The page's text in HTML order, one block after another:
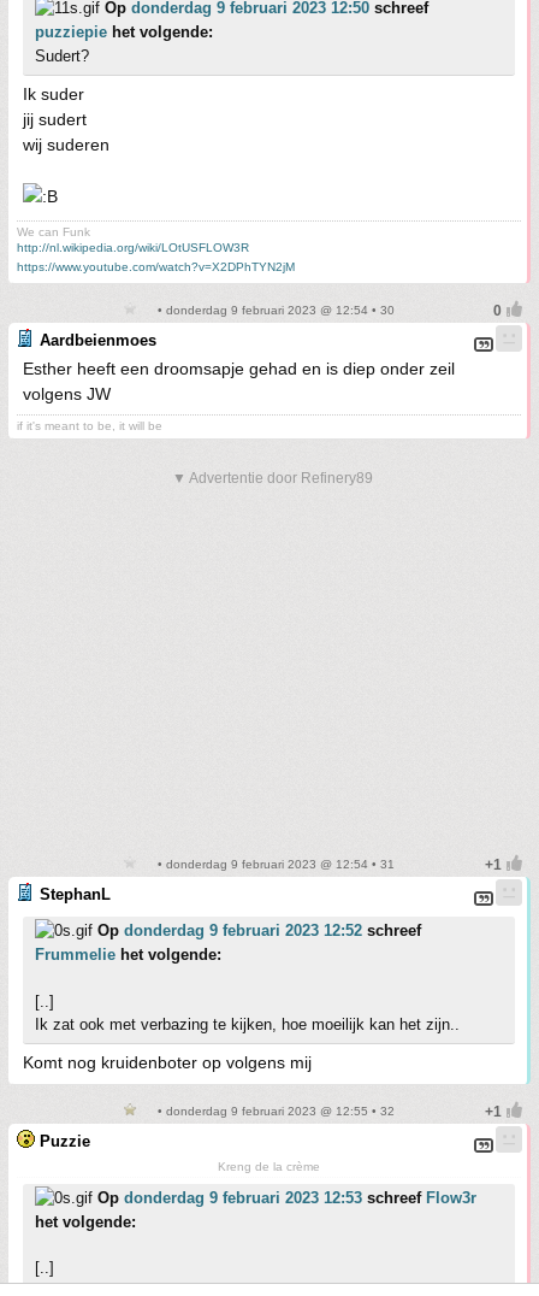
Op donderdag 9 februari 2023 12:50 schreef
puzziepie het volgende:
Sudert?
Ik suder
jij sudert
wij suderen
We can Funk
http://nl.wikipedia.org/wiki/LOtUSFLOW3R
https://www.youtube.com/watch?v=X2DPhTYN2jM
• donderdag 9 februari 2023 @ 12:54 • 30
Aardbeienmoes
Esther heeft een droomsapje gehad en is diep onder zeil
volgens JW
if it's meant to be, it will be
▼ Advertentie door Refinery89
• donderdag 9 februari 2023 @ 12:54 • 31
StephanL
Op donderdag 9 februari 2023 12:52 schreef
Frummelie het volgende:
[..]
Ik zat ook met verbazing te kijken, hoe moeilijk kan het zijn..
Komt nog kruidenboter op volgens mij
• donderdag 9 februari 2023 @ 12:55 • 32
Puzzie
Kreng de la crème
Op donderdag 9 februari 2023 12:53 schreef Flow3r
het volgende:
[..]
Ik suder